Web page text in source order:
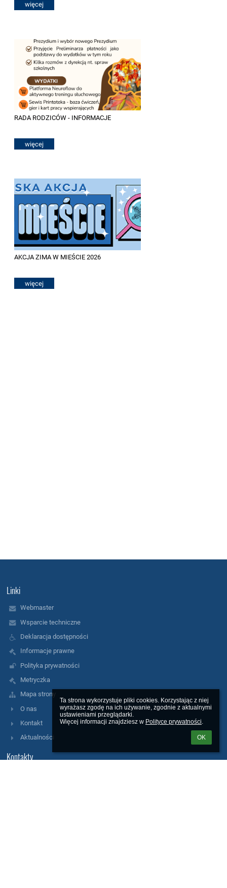
Ta strona wykorzystuje pliki cookies. Korzystając z niej
wyrażasz zgodę na ich używanie, zgodnie z aktualnymi
ustawieniami przeglądarki.
Więcej informacji znajdziesz w Polityce prywatności.
OK
więcej
RADA RODZICÓW - INFORMACJE
więcej
AKCJA ZIMA W MIEŚCIE 2026
więcej
Linki
Webmaster
Wsparcie techniczne
Deklaracja dostępności
Informacje prawne
Polityka prywatności
Metryczka
Mapa strony
O nas
Kontakt
Aktualności
Kontakty